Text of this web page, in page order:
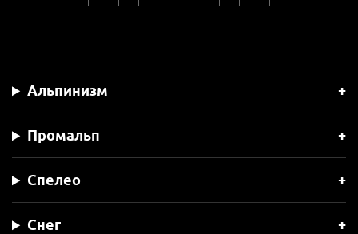
Альпинизм
Промальп
Спелео
Снег